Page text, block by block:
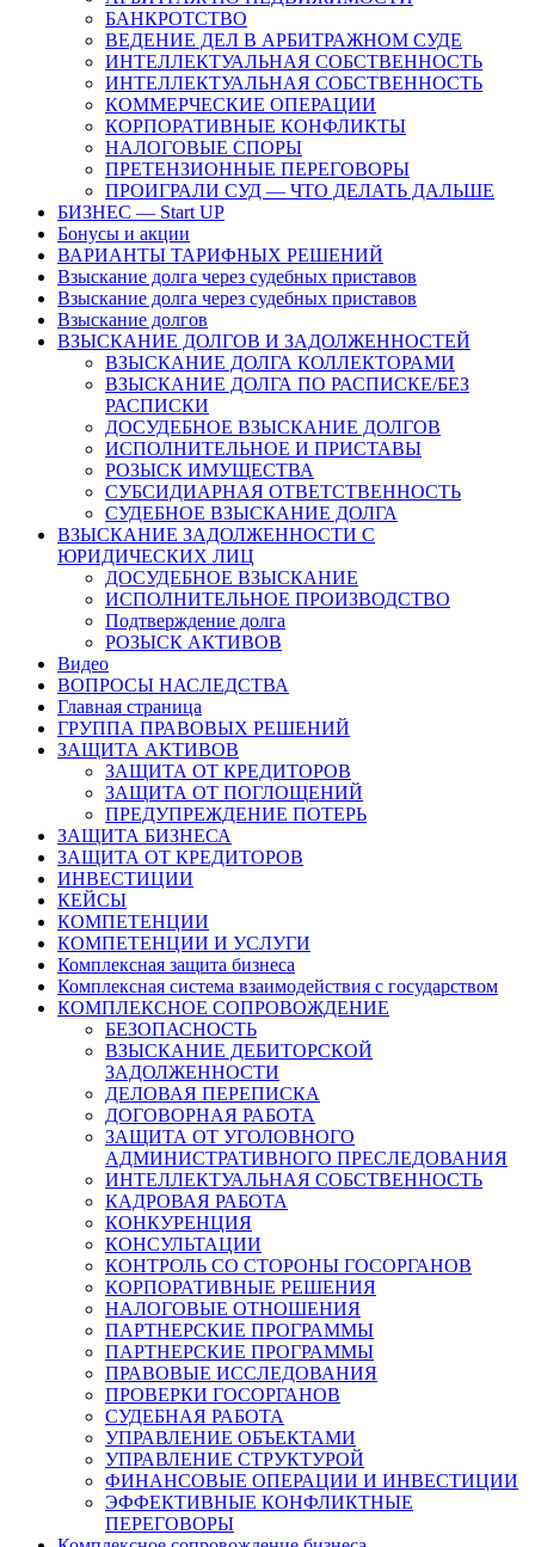
БАНКРОТСТВО
ВЕДЕНИЕ ДЕЛ В АРБИТРАЖНОМ СУДЕ
ИНТЕЛЛЕКТУАЛЬНАЯ СОБСТВЕННОСТЬ
ИНТЕЛЛЕКТУАЛЬНАЯ СОБСТВЕННОСТЬ
КОММЕРЧЕСКИЕ ОПЕРАЦИИ
КОРПОРАТИВНЫЕ КОНФЛИКТЫ
НАЛОГОВЫЕ СПОРЫ
ПРЕТЕНЗИОННЫЕ ПЕРЕГОВОРЫ
ПРОИГРАЛИ СУД — ЧТО ДЕЛАТЬ ДАЛЬШЕ
БИЗНЕС — Start UP
Бонусы и акции
ВАРИАНТЫ ТАРИФНЫХ РЕШЕНИЙ
Взыскание долга через судебных приставов
Взыскание долга через судебных приставов
Взыскание долгов
ВЗЫСКАНИЕ ДОЛГОВ И ЗАДОЛЖЕННОСТЕЙ
ВЗЫСКАНИЕ ДОЛГА КОЛЛЕКТОРАМИ
ВЗЫСКАНИЕ ДОЛГА ПО РАСПИСКЕ/БЕЗ
РАСПИСКИ
ДОСУДЕБНОЕ ВЗЫСКАНИЕ ДОЛГОВ
ИСПОЛНИТЕЛЬНОЕ И ПРИСТАВЫ
РОЗЫСК ИМУЩЕСТВА
СУБСИДИАРНАЯ ОТВЕТСТВЕННОСТЬ
СУДЕБНОЕ ВЗЫСКАНИЕ ДОЛГА
ВЗЫСКАНИЕ ЗАДОЛЖЕННОСТИ С
ЮРИДИЧЕСКИХ ЛИЦ
ДОСУДЕБНОЕ ВЗЫСКАНИЕ
ИСПОЛНИТЕЛЬНОЕ ПРОИЗВОДСТВО
Подтверждение долга
РОЗЫСК АКТИВОВ
Видео
ВОПРОСЫ НАСЛЕДСТВА
Главная страница
ГРУППА ПРАВОВЫХ РЕШЕНИЙ
ЗАЩИТА АКТИВОВ
ЗАЩИТА ОТ КРЕДИТОРОВ
ЗАЩИТА ОТ ПОГЛОЩЕНИЙ
ПРЕДУПРЕЖДЕНИЕ ПОТЕРЬ
ЗАЩИТА БИЗНЕСА
ЗАЩИТА ОТ КРЕДИТОРОВ
ИНВЕСТИЦИИ
КЕЙСЫ
КОМПЕТЕНЦИИ
КОМПЕТЕНЦИИ И УСЛУГИ
Комплексная защита бизнеса
Комплексная система взаимодействия с государством
КОМПЛЕКСНОЕ СОПРОВОЖДЕНИЕ
БЕЗОПАСНОСТЬ
ВЗЫСКАНИЕ ДЕБИТОРСКОЙ
ЗАДОЛЖЕННОСТИ
ДЕЛОВАЯ ПЕРЕПИСКА
ДОГОВОРНАЯ РАБОТА
ЗАЩИТА ОТ УГОЛОВНОГО
АДМИНИСТРАТИВНОГО ПРЕСЛЕДОВАНИЯ
ИНТЕЛЛЕКТУАЛЬНАЯ СОБСТВЕННОСТЬ
КАДРОВАЯ РАБОТА
КОНКУРЕНЦИЯ
КОНСУЛЬТАЦИИ
КОНТРОЛЬ СО СТОРОНЫ ГОСОРГАНОВ
КОРПОРАТИВНЫЕ РЕШЕНИЯ
НАЛОГОВЫЕ ОТНОШЕНИЯ
ПАРТНЕРСКИЕ ПРОГРАММЫ
ПАРТНЕРСКИЕ ПРОГРАММЫ
ПРАВОВЫЕ ИССЛЕДОВАНИЯ
ПРОВЕРКИ ГОСОРГАНОВ
СУДЕБНАЯ РАБОТА
УПРАВЛЕНИЕ ОБЪЕКТАМИ
УПРАВЛЕНИЕ СТРУКТУРОЙ
ФИНАНСОВЫЕ ОПЕРАЦИИ И ИНВЕСТИЦИИ
ЭФФЕКТИВНЫЕ КОНФЛИКТНЫЕ
ПЕРЕГОВОРЫ